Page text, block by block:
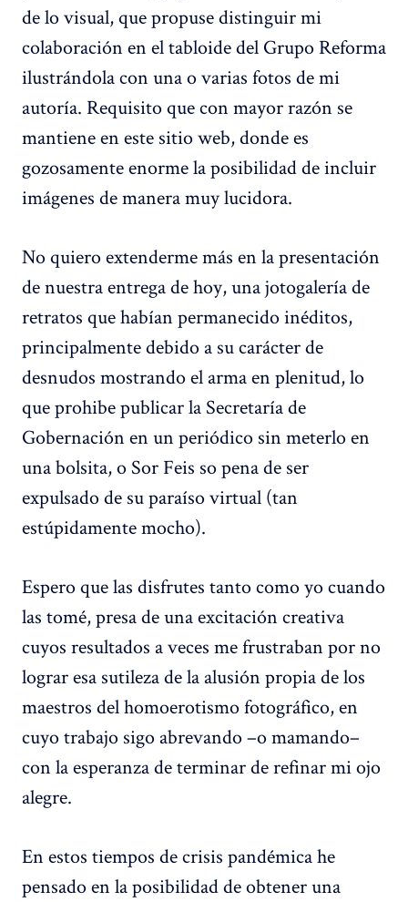
de lo visual, que propuse distinguir mi
colaboración en el tabloide del Grupo Reforma
ilustrándola con una o varias fotos de mi
autoría. Requisito que con mayor razón se
mantiene en este sitio web, donde es
gozosamente enorme la posibilidad de incluir
imágenes de manera muy lucidora.
No quiero extenderme más en la presentación
de nuestra entrega de hoy, una jotogalería de
retratos que habían permanecido inéditos,
principalmente debido a su carácter de
desnudos mostrando el arma en plenitud, lo
que prohibe publicar la Secretaría de
Gobernación en un periódico sin meterlo en
una bolsita, o Sor Feis so pena de ser
expulsado de su paraíso virtual (tan
estúpidamente mocho).
Espero que las disfrutes tanto como yo cuando
las tomé, presa de una excitación creativa
cuyos resultados a veces me frustraban por no
lograr esa sutileza de la alusión propia de los
maestros del homoerotismo fotográfico, en
cuyo trabajo sigo abrevando –o mamando–
con la esperanza de terminar de refinar mi ojo
alegre.
En estos tiempos de crisis pandémica he
pensado en la posibilidad de obtener una